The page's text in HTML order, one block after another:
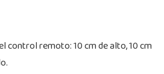
control remoto: 10 cm de alto, 10 cm